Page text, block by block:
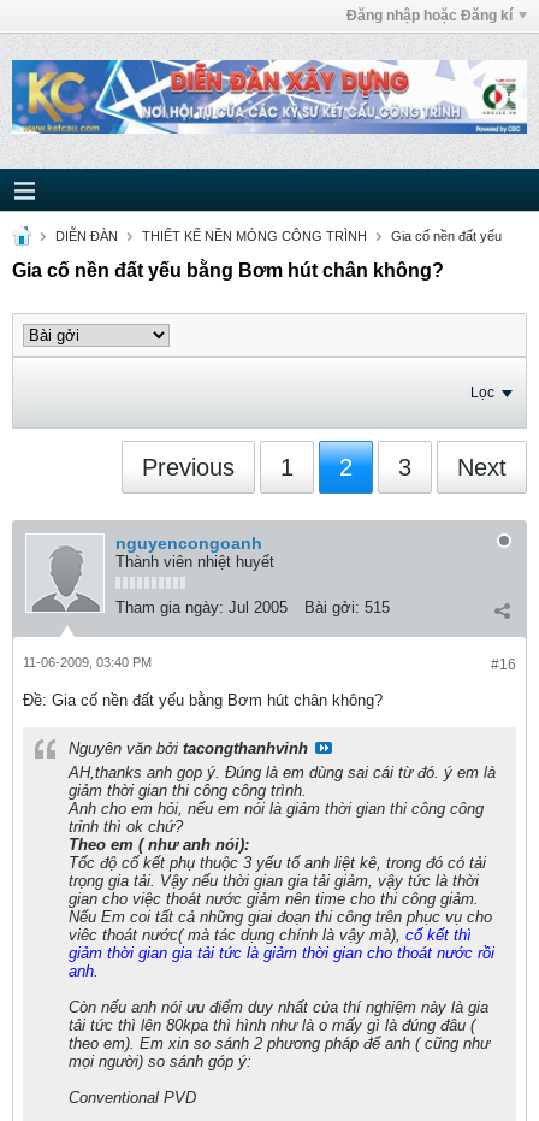
Đăng nhập hoặc Đăng kí
DIỄN ĐÀN THIẾT KẾ NỀN MÓNG CÔNG TRÌNH Gia cố nền đất yếu
Gia cố nền đất yếu bằng Bơm hút chân không?
Lọc
Previous 1 2 3 Next
nguyencongoanh
Thành viên nhiệt huyết
Tham gia ngày: Jul 2005 Bài gởi: 515
#16
11-06-2009, 03:40 PM
Ðề: Gia cố nền đất yếu bằng Bơm hút chân không?
Nguyên văn bởi tacongthanhvinh
AH,thanks anh gop ý. Đúng là em dùng sai cái từ đó. ý em là
giảm thời gian thi công công trình.
Anh cho em hỏi, nếu em nói là giảm thời gian thi công công
trỉnh thì ok chứ?
Theo em ( như anh nói):
Tốc độ cố kết phụ thuộc 3 yếu tố anh liệt kê, trong đó có tải
trọng gia tải. Vậy nếu thời gian gia tải giảm, vậy tức là thời
gian cho việc thoát nước giảm nên time cho thi công giảm.
Nếu Em coi tất cả những giai đoạn thi công trên phục vụ cho
viêc thoát nước( mà tác dụng chính là vậy mà), cố kết thì
giảm thời gian gia tải tức là giảm thời gian cho thoát nước rồi
anh.
Còn nếu anh nói ưu điểm duy nhất của thí nghiệm này là gia
tải tức thì lên 80kpa thì hình như là o mấy gì là đúng đâu (
theo em). Em xin so sánh 2 phương pháp để anh ( cũng như
mọi người) so sánh góp ý:
Conventional PVD